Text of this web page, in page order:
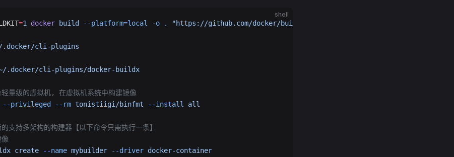
shell
=1 docker build --platform=local -o . "https://github.com/docker/buildx.git"
.docker/cli-plugins
.docker/cli-plugins/docker-buildx
量级的虚拟机, 在虚拟机系统中构建镜像
--privileged --rm tonistiigi/binfmt --install all
支持多架构的构建器【以下命令只需执行一条】
create --name mybuilder --driver docker-container